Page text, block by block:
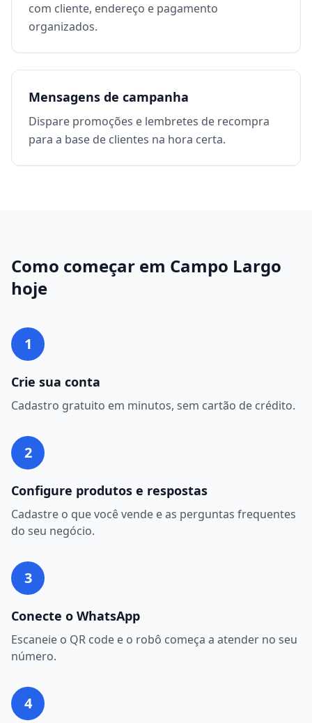
com cliente, endereço e pagamento
organizados.
Mensagens de campanha
Dispare promoções e lembretes de recompra
para a base de clientes na hora certa.
Como começar em Campo Largo
hoje
1
Crie sua conta
Cadastro gratuito em minutos, sem cartão de crédito.
2
Configure produtos e respostas
Cadastre o que você vende e as perguntas frequentes
do seu negócio.
3
Conecte o WhatsApp
Escaneie o QR code e o robô começa a atender no seu
número.
4